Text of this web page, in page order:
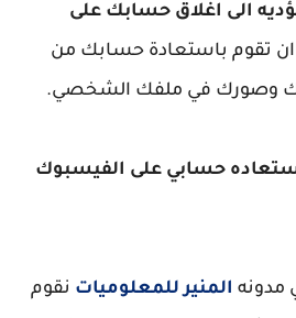
الى اغلاق حسابك على
ان تقوم باستعادة حسابك من
وصورك في ملفك الشخصي.
حسابي على الفيسبوك
مدونه المنير للمعلوميات نقوم